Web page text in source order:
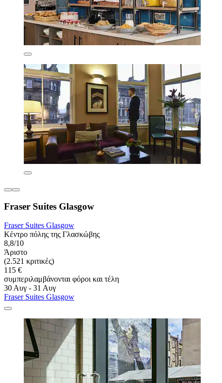
Fraser Suites Glasgow
Fraser Suites Glasgow
Κέντρο πόλης της Γλασκώβης
8,8/10
Άριστο
(2.521 κριτικές)
115 €
συμπεριλαμβάνονται φόροι και τέλη
30 Αυγ - 31 Αυγ
Fraser Suites Glasgow